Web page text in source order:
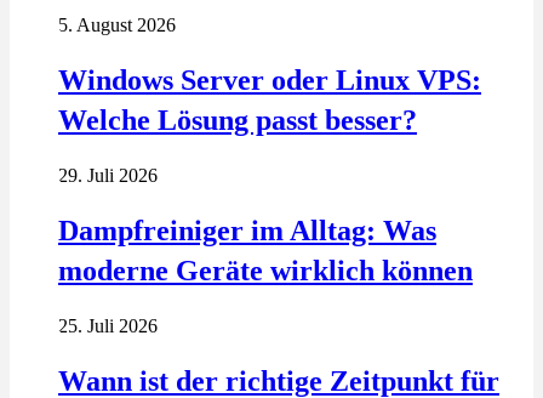
5. August 2026
Windows Server oder Linux VPS:
Welche Lösung passt besser?
29. Juli 2026
Dampfreiniger im Alltag: Was
moderne Geräte wirklich können
25. Juli 2026
Wann ist der richtige Zeitpunkt für